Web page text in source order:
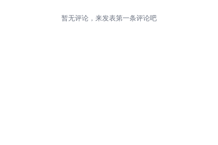
暂无评论，来发表第一条评论吧